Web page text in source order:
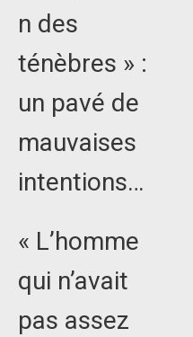
n des
ténèbres » :
un pavé de
mauvaises
intentions…
« L’homme
qui n’avait
pas assez